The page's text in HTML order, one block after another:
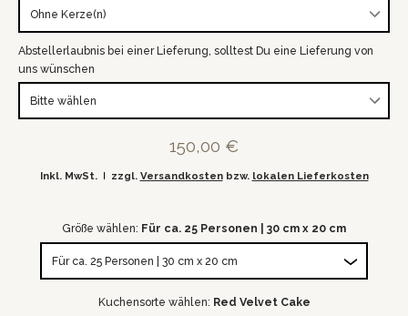
Abstellerlaubnis bei einer Lieferung, solltest Du eine Lieferung von
uns wünschen
150,00 €
Inkl. MwSt. zzgl. Versandkostenbzw. lokalen Lieferkosten
Größe wählen: Für ca. 25 Personen | 30 cm x 20 cm
Kuchensorte wählen: Red Velvet Cake